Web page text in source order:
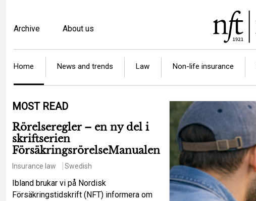
mainTop
menu
Archive About us
Article
categories
Home News and trends Law Non-life insurance
MOST READ
Rörelseregler – en ny del i
skriftserien
FörsäkringsrörelseManualen
Insurance law Swedish
Ibland brukar vi på Nordisk
Försäkringstidskrift (NFT) informera om